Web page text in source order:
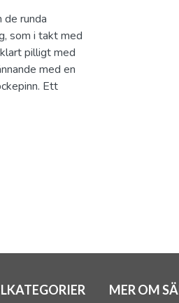
runda
som i takt med
pilligt med
med en
Ett
MER OM